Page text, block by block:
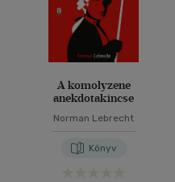
A komolyzene
anekdotakincse
Norman Lebrecht
Könyv